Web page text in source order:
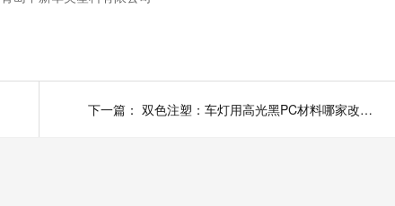
下一篇： 双色注塑：车灯用高光黑PC材料哪家改性塑料厂靠谱